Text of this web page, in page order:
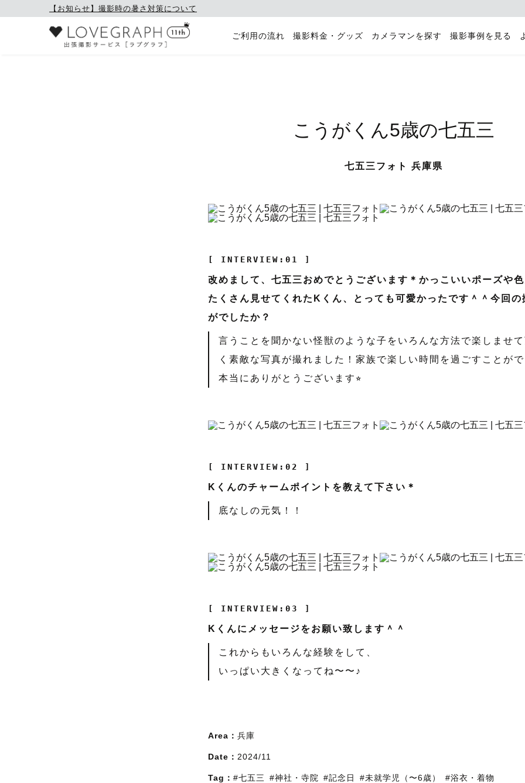
【お知らせ】撮影時の暑さ対策について
ご利用の流れ 撮影料金・グッズ カメラマンを探す 撮影事例を見る
こうがくん5歳の七五三
七五三フォト 兵庫県
[ INTERVIEW:01 ]
改めまして、七五三おめでとうございます＊かっこいいポーズや
たくさん見せてくれたKくん、とっても可愛かったです＾＾今回の
がでしたか？
言うことを聞かない怪獣のような子をいろんな方法で楽しませ
く素敵な写真が撮れました！家族で楽しい時間を過ごすことがで
本当にありがとうございます⭐︎
[ INTERVIEW:02 ]
Kくんのチャームポイントを教えて下さい＊
底なしの元気！！
[ INTERVIEW:03 ]
Kくんにメッセージをお願い致します＾＾
これからもいろんな経験をして、
いっぱい大きくなってね〜〜♪
Area： 兵庫
Date： 2024/11
Tag： #七五三 #神社・寺院 #記念日 #未就学児（〜6歳） #浴衣・着物